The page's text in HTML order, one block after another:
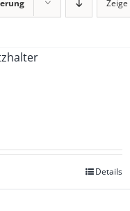
Zeige
Details